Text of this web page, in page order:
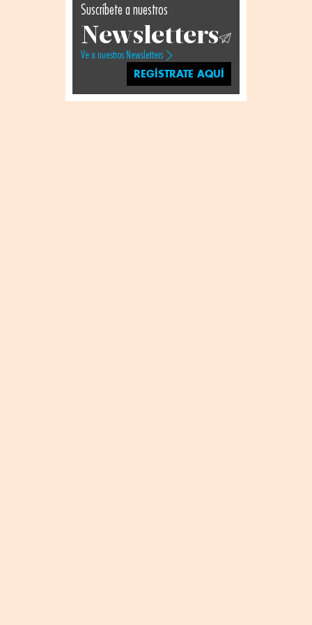
Suscríbete a nuestros
Newsletters
Ve a nuestros Newsletters
REGÍSTRATE AQUÍ